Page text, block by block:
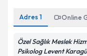
Adres 1 Online
Özel Sağlık Meslek
Psikolog Levent